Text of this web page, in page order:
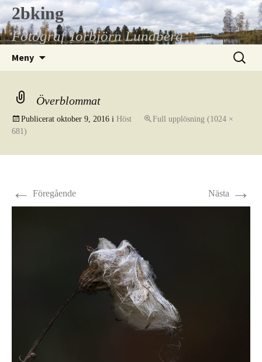
Hoppa
till
innehåll
2bking
Fotograf Torbjörn Lundberg
Meny
Sök
efter:
Överblommat
Publicerat oktober 9, 2016 i Höst
Full upplösning (1024 ×
681)
← Föregående Nästa →